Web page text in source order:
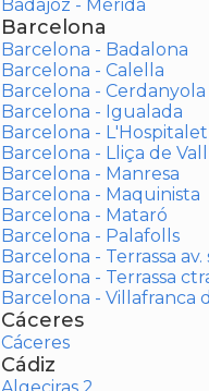
Badajoz - Mérida
Barcelona
Barcelona - Badalona
Barcelona - Calella
Barcelona -
Barcelona - Igualada
Barcelona -
Barcelona - Lliça de Vall
Barcelona - Manresa
Barcelona - Maquinista
Barcelona - Mataró
Barcelona - Palafolls
Barcelona - Terrassa av.
Barcelona - Terrassa
Barcelona - Villafranca
Cáceres
Cáceres
Cádiz